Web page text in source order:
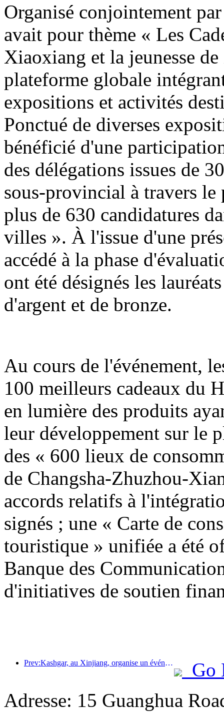
Organisé conjointement
avait pour thème « Les
Xiaoxiang et la jeunesse
plateforme globale
expositions et activités
Ponctué de diverses
bénéficié d'une
des délégations issues de
sous-provincial à travers
plus de 630 candidatures
villes ». À l'issue d'une
accédé à la phase
ont été désignés les
d'argent et de bronze.
Au cours de l'événement,
100 meilleurs cadeaux du
en lumière des produits
leur développement sur le
des « 600 lieux de
de Changsha-Zhuzhou-
accords relatifs à
signés ; une « Carte de
touristique » unifiée a été
Banque des
d'initiatives de soutien
Prev:Kashgar, au Xinjiang, organise un événement de promotion touristique pour favoriser les échanges interethniques.
Go
Adresse: 15 Guanghua